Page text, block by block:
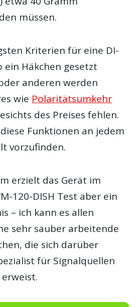
müssen.
Kriterien für eine DI-
ein Häkchen gesetzt
anderen werden
wie Polaritätsumkehr
des Preises fehlen.
Funktionen an jedem
vorzufinden.
erzielt das Gerät im
120-DISH Test aber ein
– ich kann es allen
sehr sauber arbeitende
die sich darüber
für Signalquellen